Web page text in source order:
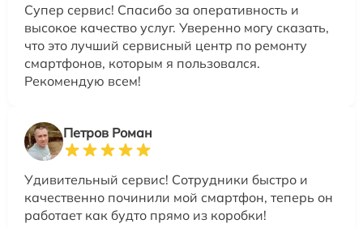
Супер сервис! Спасибо за оперативность и
высокое качество услуг. Уверенно могу сказать,
что это лучший сервисный центр по ремонту
смартфонов, которым я пользовался.
Рекомендую всем!
Петров Роман
Удивительный сервис! Сотрудники быстро и
качественно починили мой смартфон, теперь он
работает как будто прямо из коробки!